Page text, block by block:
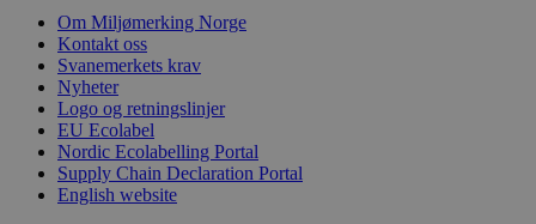
Om Miljømerking Norge
Kontakt oss
Svanemerkets krav
Nyheter
Logo og retningslinjer
EU Ecolabel
Nordic Ecolabelling Portal
Supply Chain Declaration Portal
English website